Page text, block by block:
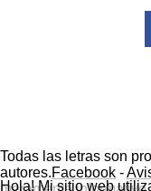
Todas las letras son
autores.Facebook -
Hola! Mi sitio web